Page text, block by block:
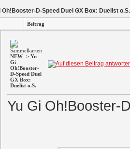
Oh!Booster-D-Speed Duel GX Box: Duelist o.S.
Beitrag
NEW -> Yu
Gi
Oh!Booster-
D-Speed Duel
GX Box:
Duelist o.S.
Yu Gi Oh!Booster-